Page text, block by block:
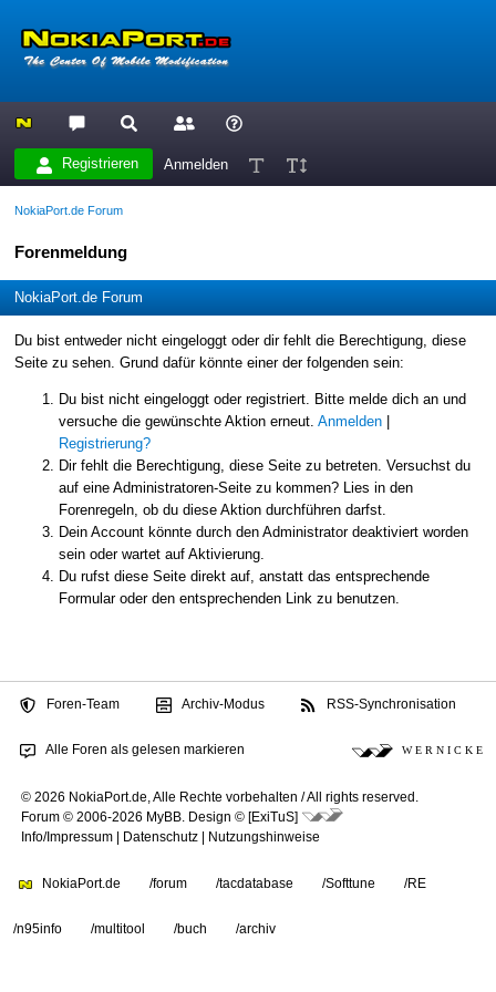
Registrieren Anmelden
NokiaPort.de Forum
Forenmeldung
NokiaPort.de Forum
Du bist entweder nicht eingeloggt oder dir fehlt die Berechtigung, diese
Seite zu sehen. Grund dafür könnte einer der folgenden sein:
Du bist nicht eingeloggt oder registriert. Bitte melde dich an und
versuche die gewünschte Aktion erneut. Anmelden|
Registrierung?
Dir fehlt die Berechtigung, diese Seite zu betreten. Versuchst du
auf eine Administratoren-Seite zu kommen? Lies in den
Forenregeln, ob du diese Aktion durchführen darfst.
Dein Account könnte durch den Administrator deaktiviert worden
sein oder wartet auf Aktivierung.
Du rufst diese Seite direkt auf, anstatt das entsprechende
Formular oder den entsprechenden Link zu benutzen.
Foren-Team Archiv-Modus RSS-Synchronisation
Alle Foren als gelesen markieren W E R N I C K E
© 2026 NokiaPort.de, Alle Rechte vorbehalten /All rights reserved.
Forum © 2006-2026 MyBB
Design © [ExiTuS]
Info/Impressum
Datenschutz Nutzungshinweise
NokiaPort.de /forum /tacdatabase /Softtune /RE
/n95info /multitool /buch /archiv